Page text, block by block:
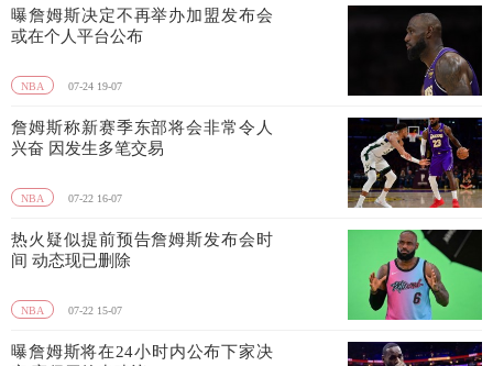
曝詹姆斯决定不再举办加盟发布会
或在个人平台公布
NBA 07-24 19-07
詹姆斯称新赛季东部将会非常令人
兴奋 因发生多笔交易
NBA 07-22 16-07
热火疑似提前预告詹姆斯发布会时
间 动态现已删除
NBA 07-22 15-07
曝詹姆斯将在24小时内公布下家决